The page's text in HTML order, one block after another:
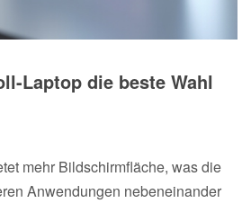
Laptop die beste Wahl
mehr Bildschirmfläche, was die
Anwendungen nebeneinander